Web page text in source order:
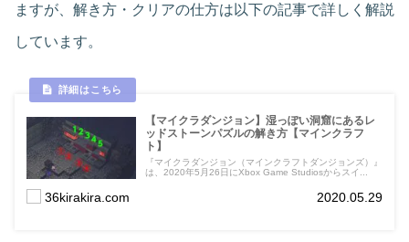
ますが、解き方・クリアの仕方は以下の記事で詳しく解説
しています。
【マイクラダンジョン】湿っぽい洞窟にあるレ
ッドストーンパズルの解き方【マインクラフ
ト】
『マイクラダンジョン（マインクラフトダンジョンズ）』
は、2020年5月26日にXbox Game Studiosからスイ...
36kirakira.com 2020.05.29